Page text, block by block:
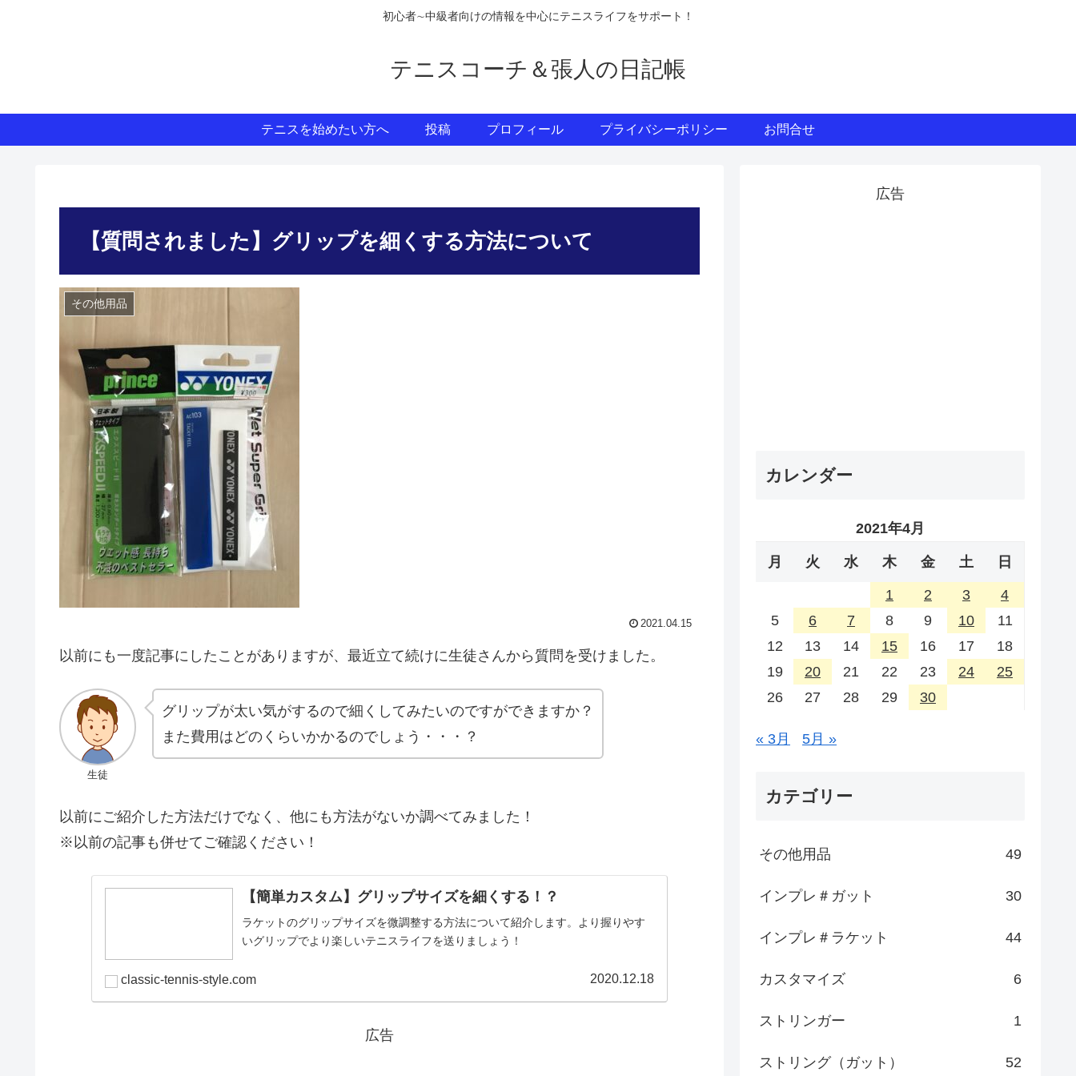
初心者∼中級者向けの情報を中心にテニスライフをサポート！
テニスコーチ＆張人の日記帳
テニスを始めたい方へ 投稿 プロフィール プライバシーポリシー お問合せ
【質問されました】グリップを細くする方法について
その他用品
2021.04.15
以前にも一度記事にしたことがありますが、最近立て続けに生徒さんから質問を受けました。
生徒
グリップが太い気がするので細くしてみたいのですができますか？
また費用はどのくらいかかるのでしょう・・・？
以前にご紹介した方法だけでなく、他にも方法がないか調べてみました！
※以前の記事も併せてご確認ください！
【簡単カスタム】グリップサイズを細くする！？
ラケットのグリップサイズを微調整する方法について紹介します。より握りやす
いグリップでより楽しいテニスライフを送りましょう！
classic-tennis-style.com 2020.12.18
広告
広告
カレンダー
2021年4月
月 火 水 木 金 土 日
1 2 3
4
5
6 7 8 9 10
11
12
13 14 15 16 17
18
19
20 21 22 23 24
25
26
27 28 29 30
« 3月 5月 »
カテゴリー
その他用品 49
インプレ＃ガット 30
インプレ＃ラケット 44
カスタマイズ 6
ストリンガー 1
ストリング（ガット） 52